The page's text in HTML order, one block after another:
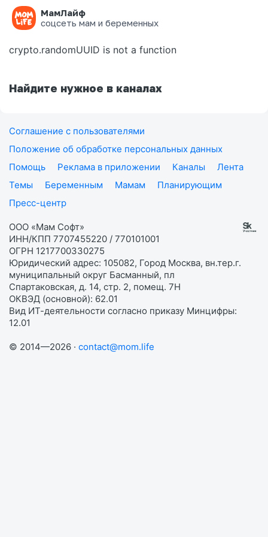
МамЛайф
соцсеть мам и беременных
Ошибка на странице
crypto.randomUUID is not a function
Найдите нужное в каналах
Соглашение с пользователями
Положение об обработке персональных данных
Помощь
Реклама в приложении Каналы
Лента
Темы
Беременным Мамам
Планирующим
Пресс-центр
ООО «Мам Софт»
ИНН/КПП 7707455220 / 770101001
ОГРН 1217700330275
Юридический адрес: 105082, Город Москва, вн.тер.г.
муниципальный округ Басманный, пл
Спартаковская, д. 14, стр. 2, помещ. 7Н
ОКВЭД (основной): 62.01
Вид ИТ-деятельности согласно приказу Минцифры:
12.01
© 2014—2026 · contact@mom.life